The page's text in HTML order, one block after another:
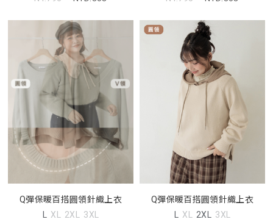
Q彈保暖百搭圓領針織上衣
L XL 2XL 3XL
Q彈保暖百搭圓領針織上衣
L XL 2XL 3XL